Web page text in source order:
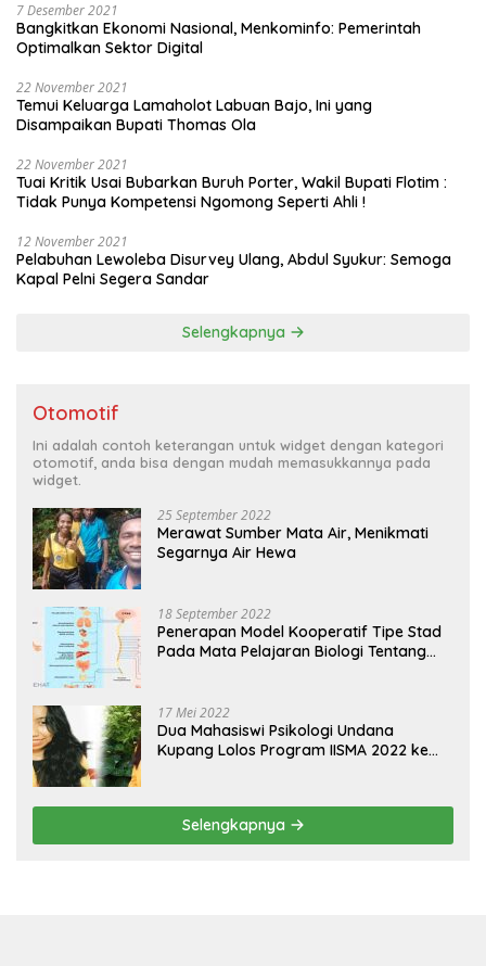
7 Desember 2021
Bangkitkan Ekonomi Nasional, Menkominfo: Pemerintah
Optimalkan Sektor Digital
22 November 2021
Temui Keluarga Lamaholot Labuan Bajo, Ini yang
Disampaikan Bupati Thomas Ola
22 November 2021
Tuai Kritik Usai Bubarkan Buruh Porter, Wakil Bupati Flotim :
Tidak Punya Kompetensi Ngomong Seperti Ahli !
12 November 2021
Pelabuhan Lewoleba Disurvey Ulang, Abdul Syukur: Semoga
Kapal Pelni Segera Sandar
Selengkapnya
Otomotif
Ini adalah contoh keterangan untuk widget dengan kategori
otomotif, anda bisa dengan mudah memasukkannya pada
widget.
25 September 2022
Merawat Sumber Mata Air, Menikmati
Segarnya Air Hewa
18 September 2022
Penerapan Model Kooperatif Tipe Stad
Pada Mata Pelajaran Biologi Tentang
17 Mei 2022
Dua Mahasiswi Psikologi Undana
Kupang Lolos Program IISMA 2022 ke
Selengkapnya